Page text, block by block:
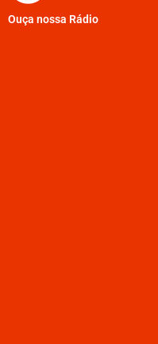
Ouça nossa Rádio